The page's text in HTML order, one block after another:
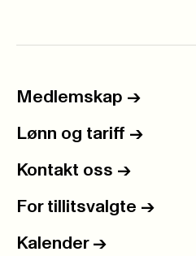
Medlemskap ->
Lønn og tariff ->
Kontakt oss ->
For tillitsvalgte ->
Kalender ->